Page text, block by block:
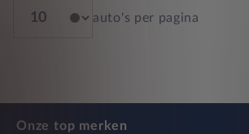
auto's per pagina
Onze top merken